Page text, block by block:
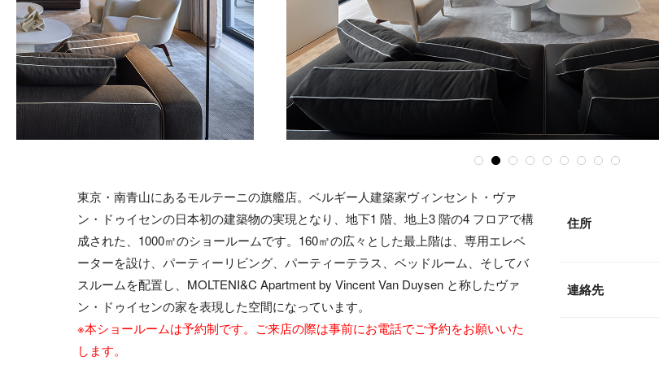
東京・南青山にあるモルテーニの旗艦店。ベルギー人建築家ヴィンセント・ヴァ
ン・ドゥイセンの日本初の建築物の実現となり、地下1 階、地上3 階の4 フロアで構
成された、1000㎡のショールームです。160㎡の広々とした最上階は、専用エレベ
ーターを設け、パーティーリビング、パーティーテラス、ベッドルーム、そしてバ
スルームを配置し、MOLTENI&C Apartment by Vincent Van Duysen と称したヴァ
ン・ドゥイセンの家を表現した空間になっています。
※本ショールームは予約制です。ご来店の際は事前にお電話でご予約をお願いいた
します。
住所
連絡先